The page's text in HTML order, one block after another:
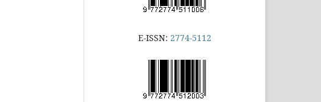
E-ISSN: 2774-5112